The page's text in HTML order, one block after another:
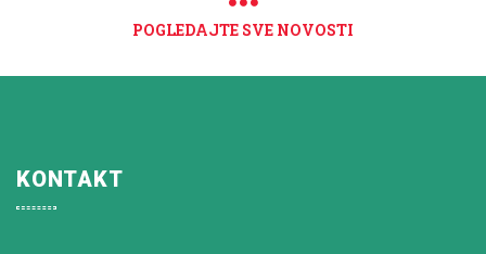
POGLEDAJTE SVE NOVOSTI
KONTAKT